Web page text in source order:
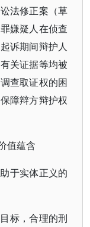
法修正案（草
嫌疑人在侦查
诉期间辩护人
关证据等均被
查取证权的困
障辩方辩护权
值蕴含
于实体正义的
标，合理的刑